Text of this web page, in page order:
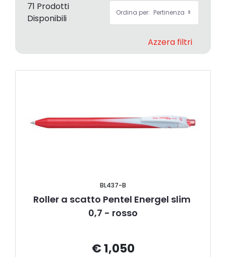
71 Prodotti
Disponibili
Ordina per: Pertinenza
Azzera filtri
BL437-B
Roller a scatto Pentel Energel slim
0,7 - rosso
€ 1,050